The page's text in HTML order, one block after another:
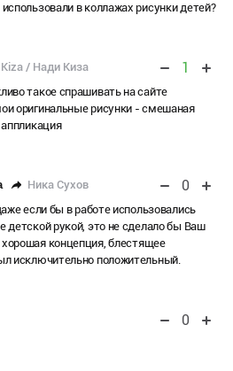
в коллажах рисунки детей?
Kiza / Нади Киза 1
такое спрашивать на сайте
оригинальные рисунки - смешаная
Ника Сухов 0
если бы в работе использовались
детской рукой, это не сделало бы Ваш
концепция, блестящее
исключительно положительный.
0